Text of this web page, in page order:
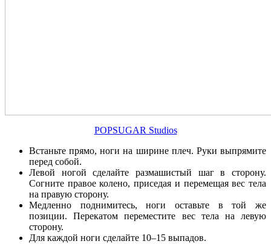
POPSUGAR Studios
Встаньте прямо, ноги на ширине плеч. Руки выпрямите
перед собой.
Левой ногой сделайте размашистый шаг в сторону.
Согните правое колено, приседая и перемещая вес тела
на правую сторону.
Медленно поднимитесь, ноги оставьте в той же
позиции. Перекатом переместите вес тела на левую
сторону.
Для каждой ноги сделайте 10–15 выпадов.